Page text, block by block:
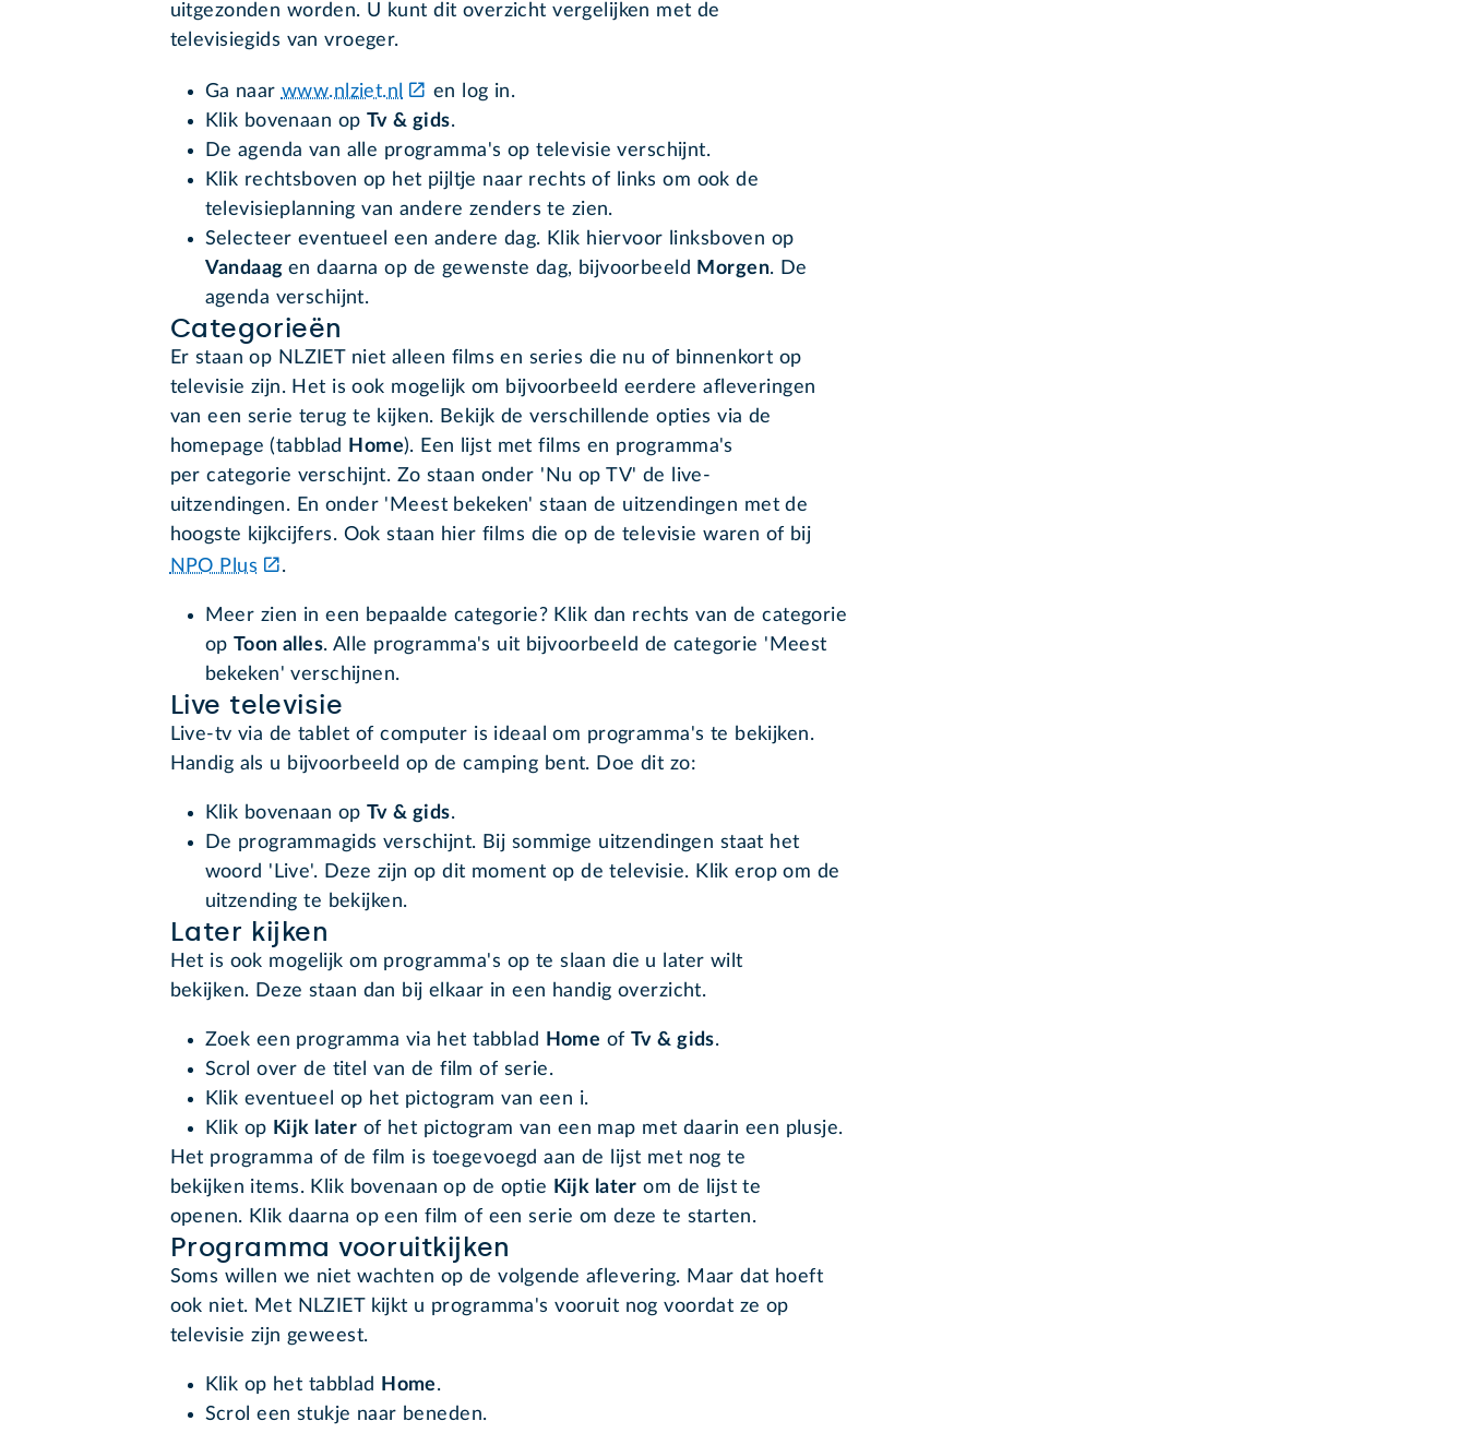
uitgezonden worden. U kunt dit overzicht vergelijken met de
televisiegids van vroeger.
Ga naar www.nlziet.nl
en log in.
Klik bovenaan op Tv & gids.
De agenda van alle programma's op televisie verschijnt.
Klik rechtsboven op het pijltje naar rechts of links om ook de
televisieplanning van andere zenders te zien.
Selecteer eventueel een andere dag. Klik hiervoor linksboven op
Vandaag en daarna op de gewenste dag, bijvoorbeeld Morgen. De
agenda verschijnt.
Categorieën
Er staan op NLZIET niet alleen films en series die nu of binnenkort op
televisie zijn. Het is ook mogelijk om bijvoorbeeld eerdere afleveringen
van een serie terug te kijken. Bekijk de verschillende opties via de
homepage (tabblad
Home). Een lijst met films en programma's
per categorie verschijnt. Zo staan onder 'Nu op TV' de live-
uitzendingen. En onder 'Meest bekeken' staan de uitzendingen met de
hoogste kijkcijfers. Ook staan hier films die op de televisie waren of bij
NPO Plus
.
Meer zien in een bepaalde categorie? Klik dan rechts van de categorie
op Toon alles. Alle programma's uit bijvoorbeeld de categorie 'Meest
bekeken' verschijnen.
Live televisie
Live-tv via de tablet of computer is ideaal om programma's te bekijken.
Handig als u bijvoorbeeld op de camping bent. Doe dit zo:
Klik bovenaan op Tv & gids.
De programmagids verschijnt. Bij sommige uitzendingen staat het
woord 'Live'. Deze zijn op dit moment op de televisie. Klik erop om de
uitzending te bekijken.
Later kijken
Het is ook mogelijk om programma's op te slaan die u later wilt
bekijken. Deze staan dan bij elkaar in een handig overzicht.
Zoek een programma via het tabblad Home ofTv & gids.
Scrol over de titel van de film of serie.
Klik eventueel op het pictogram van een i.
Klik op Kijk later of het pictogram van een map met daarin een plusje.
Het programma of de film is toegevoegd aan de lijst met nog te
bekijken items. Klik bovenaan op de optie Kijk later om de lijst te
openen. Klik daarna op een film of een serie om deze te starten.
Programma vooruitkijken
Soms willen we niet wachten op de volgende aflevering. Maar dat hoeft
ook niet. Met NLZIET kijkt u programma's vooruit nog voordat ze op
televisie zijn geweest.
Klik op het tabblad Home.
Scrol een stukje naar beneden.